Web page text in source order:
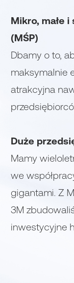
Mikro, małe
(MŚP)
Dbamy o to,
maksymalnie
atrakcyjna
Duże
Mamy
we
gigantami. Z
3M
inwestycyjne